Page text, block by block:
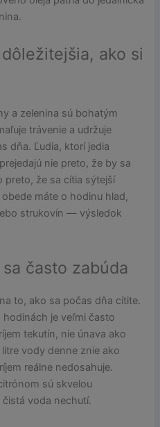
ako si
a zelenina sú bohatým
trávenie a udržuje
dňa. Ľudia, ktorí jedia
nie preto, že by sa
preto, že sa cítia sýtejší
máte o hodinu hlad,
strukovín — výsledok
často zabúda
to, ako sa počas dňa cítite.
je veľmi často
tekutín, nie únava ako
vody denne znie ako
reálne nedosahuje.
sú skvelou
voda nechutí.